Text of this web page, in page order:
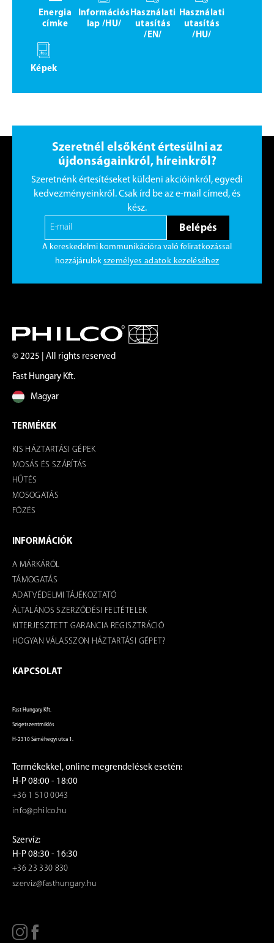
Energia
címke
Információs
lap /HU/
Használati
utasítás
/EN/
Használati
utasítás
/HU/
Képek
Szeretnél elsőként értesülni az
újdonságainkról, híreinkről?
Szeretnénk értesítéseket küldeni akcióinkról, egyedi
kedvezményeinkről. Csak írd be az e-mail címed, és
kész.
Belépés
A kereskedelmi kommunikációra való feliratkozással
hozzájárulok személyes adatok kezeléséhez
© 2025 | All rights reserved
Fast Hungary Kft.
Magyar
TERMÉKEK
KIS HÁZTARTÁSI GÉPEK
MOSÁS ÉS SZÁRÍTÁS
HŰTÉS
MOSOGATÁS
FŐZÉS
INFORMÁCIÓK
A MÁRKÁRÓL
TÁMOGATÁS
ADATVÉDELMI TÁJÉKOZTATÓ
ÁLTALÁNOS SZERZŐDÉSI FELTÉTELEK
KITERJESZTETT GARANCIA REGISZTRÁCIÓ
HOGYAN VÁLASSZON HÁZTARTÁSI GÉPET?
KAPCSOLAT
Fast Hungary Kft.
Szigetszentmiklós
H-2310 Sáméhegyi utca 1.
Termékekkel, online megrendelések esetén:
H-P 08:00 - 18:00
+36 1 510 0043
info@philco.hu
Szervíz:
H-P 08:30 - 16:30
+36 23 330 830
szerviz@fasthungary.hu